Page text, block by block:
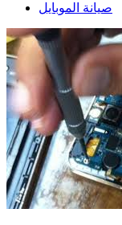
صيانة الموبايل